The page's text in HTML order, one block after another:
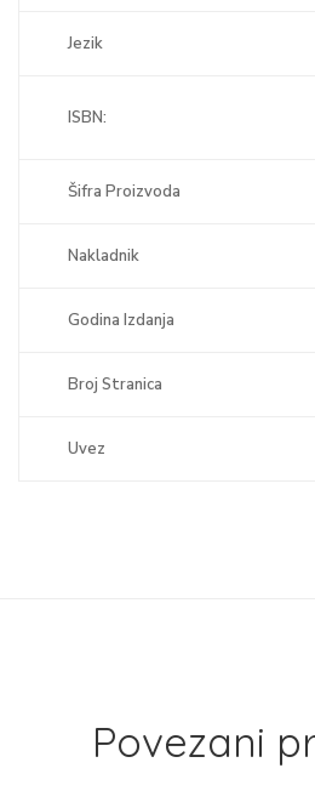
Jezik
ISBN:
Šifra Proizvoda
Nakladnik
Godina Izdanja
Broj Stranica
Uvez
Povezani